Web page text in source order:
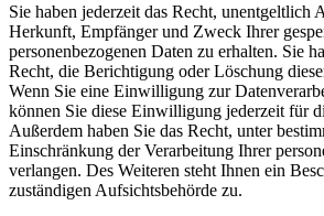
Sie haben jederzeit das Recht, unentgeltlich
Herkunft, Empfänger und Zweck Ihrer
personenbezogenen Daten zu erhalten. Sie
Recht, die Berichtigung oder Löschung
Wenn Sie eine Einwilligung zur
können Sie diese Einwilligung jederzeit für
Außerdem haben Sie das Recht, unter
Einschränkung der Verarbeitung Ihrer
verlangen. Des Weiteren steht Ihnen ein
zuständigen Aufsichtsbehörde zu.